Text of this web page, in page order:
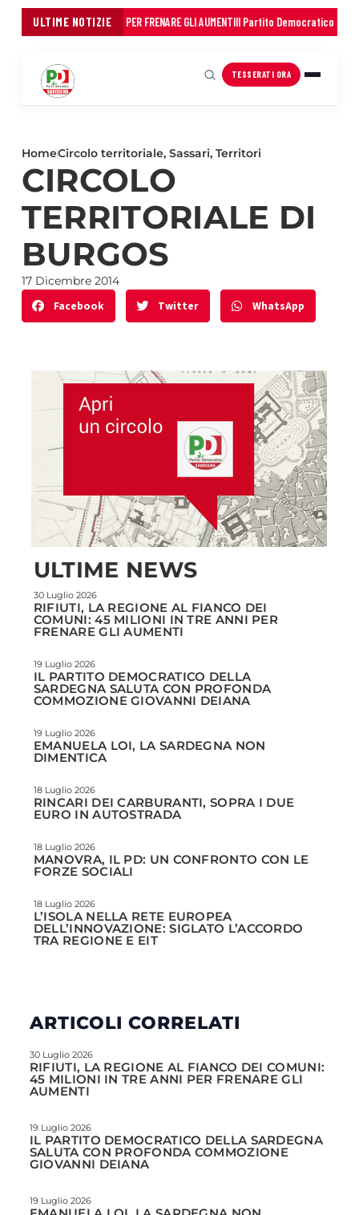
ULTIME NOTIZIE
45 MILIONI IN TRE ANNI PER FRENARE GLI AUMENTIIl Partito Democratico della
TESSERATI ORA
HomeCircolo territoriale, Sassari, Territori
CIRCOLO
TERRITORIALE DI
BURGOS
17 Dicembre 2014
Facebook Twitter WhatsApp
ULTIME NEWS
30 Luglio 2026
RIFIUTI, LA REGIONE AL FIANCO DEI
COMUNI: 45 MILIONI IN TRE ANNI PER
FRENARE GLI AUMENTI
19 Luglio 2026
IL PARTITO DEMOCRATICO DELLA
SARDEGNA SALUTA CON PROFONDA
COMMOZIONE GIOVANNI DEIANA
19 Luglio 2026
EMANUELA LOI, LA SARDEGNA NON
DIMENTICA
18 Luglio 2026
RINCARI DEI CARBURANTI, SOPRA I DUE
EURO IN AUTOSTRADA
18 Luglio 2026
MANOVRA, IL PD: UN CONFRONTO CON LE
FORZE SOCIALI
18 Luglio 2026
L’ISOLA NELLA RETE EUROPEA
DELL’INNOVAZIONE: SIGLATO L’ACCORDO
TRA REGIONE E EIT
ARTICOLI CORRELATI
30 Luglio 2026
RIFIUTI, LA REGIONE AL FIANCO DEI COMUNI:
45 MILIONI IN TRE ANNI PER FRENARE GLI
AUMENTI
19 Luglio 2026
IL PARTITO DEMOCRATICO DELLA SARDEGNA
SALUTA CON PROFONDA COMMOZIONE
GIOVANNI DEIANA
19 Luglio 2026